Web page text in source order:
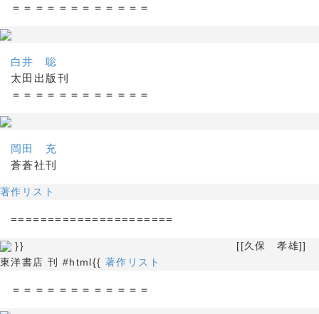
＝＝＝＝＝＝＝＝＝＝＝＝
白井 聡
太田出版刊
＝＝＝＝＝＝＝＝＝＝＝＝
岡田 充
蒼蒼社刊
著作リスト
======================
}} [[久保 孝雄]]
東洋書店 刊 #html{{ 著作リスト
＝＝＝＝＝＝＝＝＝＝＝＝